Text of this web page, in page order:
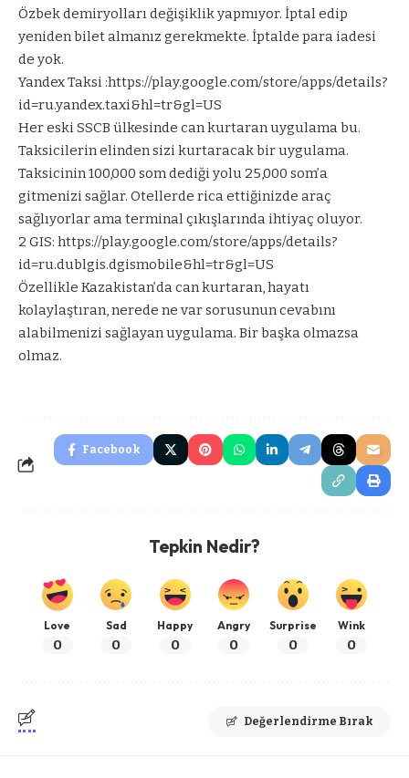
Özbek demiryolları değişiklik yapmıyor. İptal edip
yeniden bilet almanız gerekmekte. İptalde para iadesi
de yok.
Yandex Taksi :https://play.google.com/store/apps/details?
id=ru.yandex.taxi&hl=tr&gl=US
Her eski SSCB ülkesinde can kurtaran uygulama bu.
Taksicilerin elinden sizi kurtaracak bir uygulama.
Taksicinin 100,000 som dediği yolu 25,000 som’a
gitmenizi sağlar. Otellerde rica ettiğinizde araç
sağlıyorlar ama terminal çıkışlarında ihtiyaç oluyor.
2 GIS: https://play.google.com/store/apps/details?
id=ru.dublgis.dgismobile&hl=tr&gl=US
Özellikle Kazakistan’da can kurtaran, hayatı
kolaylaştıran, nerede ne var sorusunun cevabını
alabilmenizi sağlayan uygulama. Bir başka olmazsa
olmaz.
Facebook
Tepkin Nedir?
Love
0
Sad
0
Happy
0
Angry
0
Surprise
0
Wink
0
Değerlendirme Bırak